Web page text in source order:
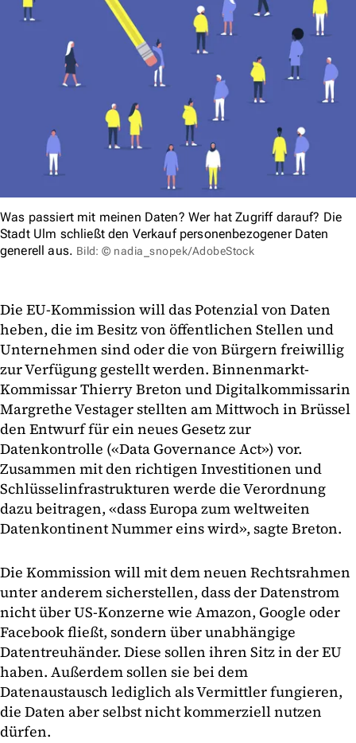
Was passiert mit meinen Daten? Wer hat Zugriff darauf? Die
Stadt Ulm schließt den Verkauf personenbezogener Daten
generell aus. Bild: © nadia_snopek/AdobeStock
Die EU-Kommission will das Potenzial von Daten
heben, die im Besitz von öffentlichen Stellen und
Unternehmen sind oder die von Bürgern freiwillig
zur Verfügung gestellt werden. Binnenmarkt-
Kommissar Thierry Breton und Digitalkommissarin
Margrethe Vestager stellten am Mittwoch in Brüssel
den Entwurf für ein neues Gesetz zur
Datenkontrolle («Data Governance Act») vor.
Zusammen mit den richtigen Investitionen und
Schlüsselinfrastrukturen werde die Verordnung
dazu beitragen, «dass Europa zum weltweiten
Datenkontinent Nummer eins wird», sagte Breton.
Die Kommission will mit dem neuen Rechtsrahmen
unter anderem sicherstellen, dass der Datenstrom
nicht über US-Konzerne wie Amazon, Google oder
Facebook fließt, sondern über unabhängige
Datentreuhänder. Diese sollen ihren Sitz in der EU
haben. Außerdem sollen sie bei dem
Datenaustausch lediglich als Vermittler fungieren,
die Daten aber selbst nicht kommerziell nutzen
dürfen.